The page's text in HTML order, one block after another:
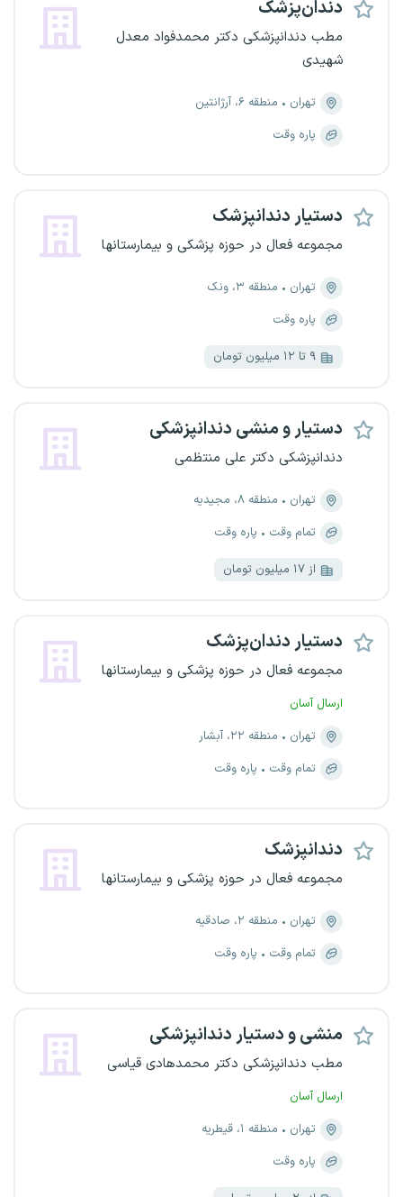
دندان‌پزشک
مطب دندانپزشکی دکتر محمدفواد معدل
شهیدی
تهران
منطقه ۶، آرژانتین
پاره وقت
دستیار دندانپزشک
مجموعه فعال در حوزه پزشکی و بیمارستانها
تهران
منطقه ۳، ونک
پاره وقت
۹ تا ۱۲ میلیون تومان
دستیار و منشی دندانپزشکی
دندانپزشکی دکتر علی منتظمی
تهران
منطقه ۸، مجیدیه
تمام وقت
پاره وقت
از ۱۷ میلیون تومان
دستیار دندان‌پزشک
مجموعه فعال در حوزه پزشکی و بیمارستانها
ارسال آسان
تهران
منطقه ۲۲، آبشار
تمام وقت
پاره وقت
دندانپزشک
مجموعه فعال در حوزه پزشکی و بیمارستانها
تهران
منطقه ۲، صادقیه
تمام وقت
پاره وقت
منشی و دستیار دندانپزشکی
مطب دندانپزشکی دکتر محمدهادی قیاسی
ارسال آسان
تهران
منطقه ۱، قیطریه
پاره وقت